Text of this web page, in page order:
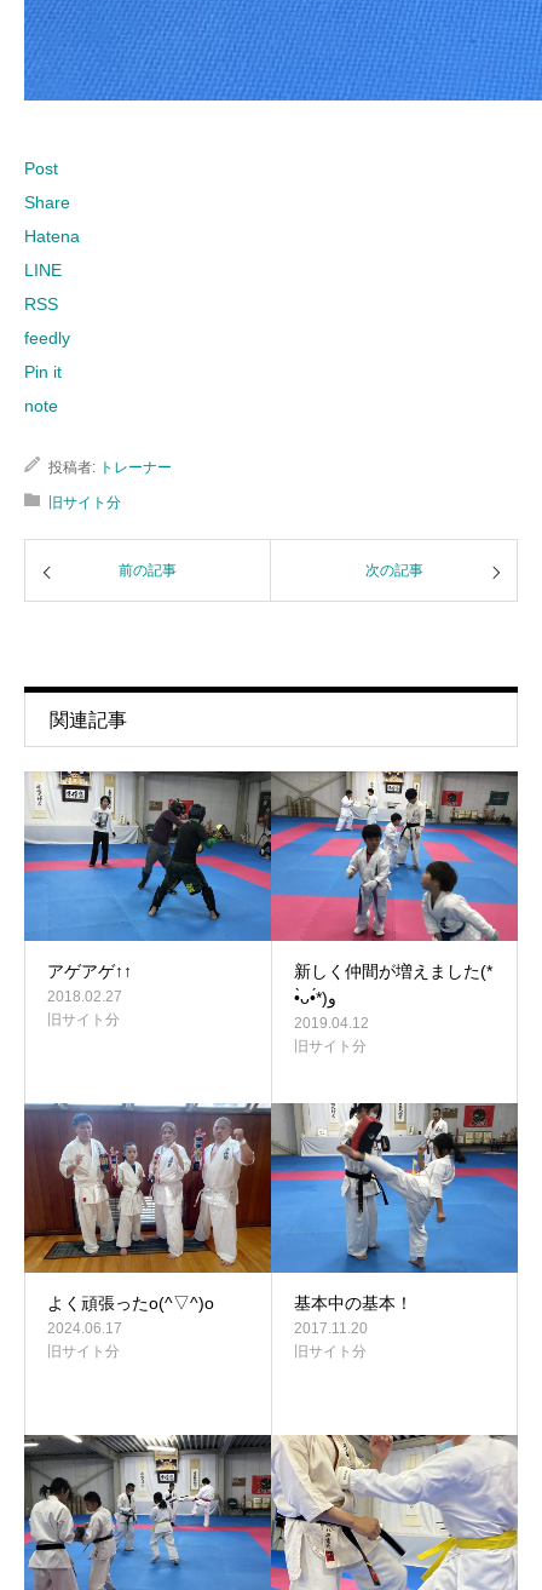
Post
Share
Hatena
LINE
RSS
feedly
Pin it
note
投稿者: トレーナー
旧サイト分
前の記事 次の記事
関連記事
アゲアゲ↑↑
2018.02.27
旧サイト分
新しく仲間が増えました(*
•̀ᴗ•́*)و
2019.04.12
旧サイト分
よく頑張ったo(^▽^)o
2024.06.17
旧サイト分
基本中の基本！
2017.11.20
旧サイト分